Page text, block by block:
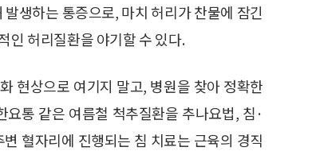
생하는 통증으로, 마치 허리가 찬물에 잠긴
인 허리질환을 야기할 수 있다.
현상으로 여기지 말고, 병원을 찾아 정확한
통 같은 여름철 척추질환을 추나요법, 침·
혈자리에 진행되는 침 치료는 근육의 경직